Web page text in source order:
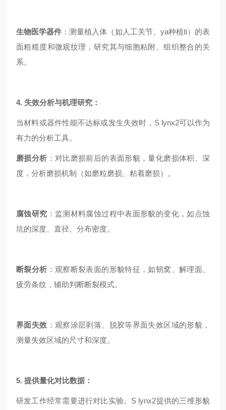
生物医学器件 ：测量植入体（如人工关节、ya种植ti）的表
面粗糙度和微观纹理，研究其与细胞粘附、组织整合的关
系。
4. 失效分析与机理研究：
当材料或器件性能不达标或发生失效时，S lynx2可以作为
有力的分析工具。
磨损分析 ：对比磨损前后的表面形貌，量化磨损体积、深
度，分析磨损机制（如磨粒磨损、粘着磨损）。
腐蚀研究 ：监测材料腐蚀过程中表面形貌的变化，如点蚀
坑的深度、直径、分布密度。
断裂分析 ：观察断裂表面的形貌特征，如韧窝、解理面、
疲劳条纹，辅助判断断裂模式。
界面失效 ：观察涂层剥落、脱胶等界面失效区域的形貌，
测量失效区域的尺寸和深度。
5. 提供量化对比数据：
研发工作经常需要进行对比实验。S lynx2提供的三维形貌